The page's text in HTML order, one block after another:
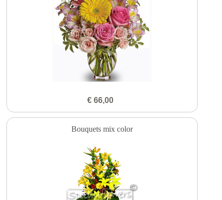
€ 66,00
Bouquets mix color